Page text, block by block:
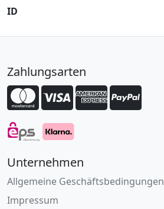
ID
Zahlungsarten
Unternehmen
Allgemeine Geschäftsbedingungen
Impressum